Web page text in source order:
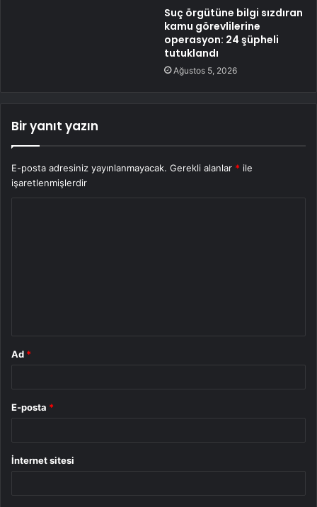
Suç örgütüne bilgi sızdıran
kamu görevlilerine
operasyon: 24 şüpheli
tutuklandı
Ağustos 5, 2026
Bir yanıt yazın
E-posta adresiniz yayınlanmayacak. Gerekli alanlar * ile
işaretlenmişlerdir
Ad *
E-posta *
İnternet sitesi